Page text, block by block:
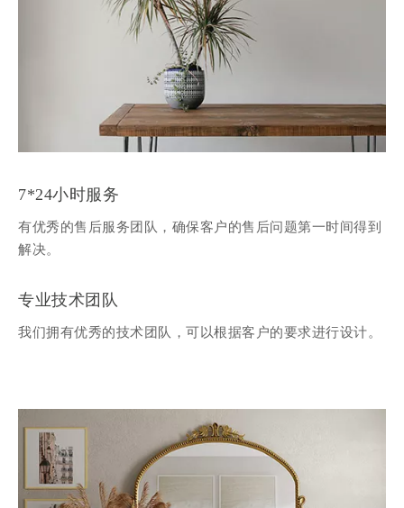
7*24小时服务
有优秀的售后服务团队，确保客户的售后问题第一时间得到
解决。
专业技术团队
我们拥有优秀的技术团队，可以根据客户的要求进行设计。